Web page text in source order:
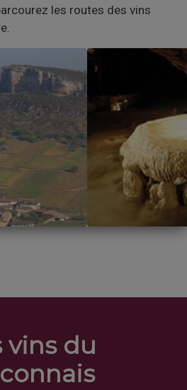
les routes des vins
vins du